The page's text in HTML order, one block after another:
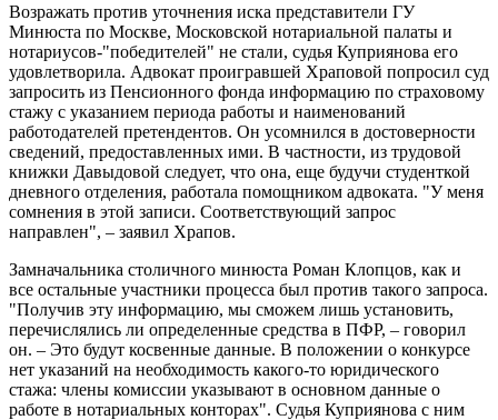
Возражать против уточнения иска представители ГУ
Минюста по Москве, Московской нотариальной палаты и
нотариусов-"победителей" не стали, судья Куприянова его
удовлетворила. Адвокат проигравшей Храповой попросил суд
запросить из Пенсионного фонда информацию по страховому
стажу с указанием периода работы и наименований
работодателей претендентов. Он усомнился в достоверности
сведений, предоставленных ими. В частности, из трудовой
книжки Давыдовой следует, что она, еще будучи студенткой
дневного отделения, работала помощником адвоката. "У меня
сомнения в этой записи. Соответствующий запрос
направлен", – заявил Храпов.
Замначальника столичного минюста Роман Клопцов, как и
все остальные участники процесса был против такого запроса.
"Получив эту информацию, мы сможем лишь установить,
перечислялись ли определенные средства в ПФР, – говорил
он. – Это будут косвенные данные. В положении о конкурсе
нет указаний на необходимость какого-то юридического
стажа: члены комиссии указывают в основном данные о
работе в нотариальных конторах". Судья Куприянова с ним